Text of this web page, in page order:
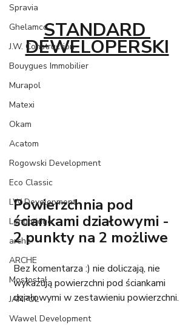
Spravia
Ghelamco
J.W. Construction
Bouygues Immobilier
Murapol
Matexi
Okam
Acatom
Rogowski Development
Eco Classic
LW Development
Longbridge
arche
ARCHE
Mostostal
JANPUL
Wawel Development
STANDARD
DEWELOPERSKI
Powierzchnia pod
ściankami działowymi -
2 punkty na 2 możliwe
Bez komentarza :) nie doliczają, nie
wykazują powierzchni pod ściankami
działowymi w zestawieniu powierzchni.